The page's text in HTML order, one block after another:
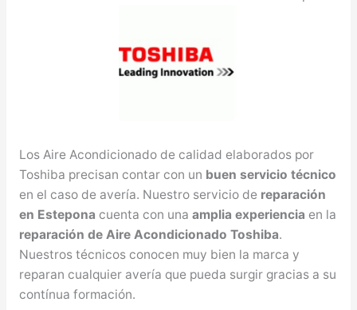
Los Aire Acondicionado de calidad elaborados por
Toshiba precisan contar con un buen servicio técnico
en el caso de avería. Nuestro servicio de reparación
en Estepona cuenta con una amplia experiencia en la
reparación de Aire Acondicionado Toshiba.
Nuestros técnicos conocen muy bien la marca y
reparan cualquier avería que pueda surgir gracias a su
contínua formación.